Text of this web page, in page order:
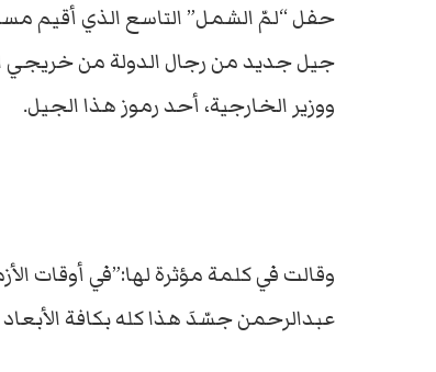
حفل “لمّ الشمل” التاسع الذي أقيم
جيل جديد من رجال الدولة من خريجي
ووزير الخارجية، أحد رموز هذا الجيل.
وقالت في كلمة مؤثرة لها:”في أوقات
عبدالرحمن جسّدَ هذا كله بكافة